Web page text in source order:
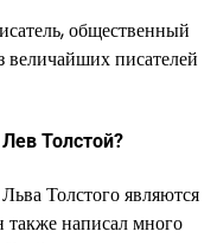
общественный
писателей
Толстой?
Толстого являются
написал много